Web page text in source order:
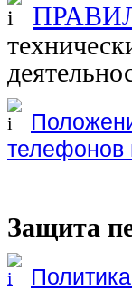
Защита